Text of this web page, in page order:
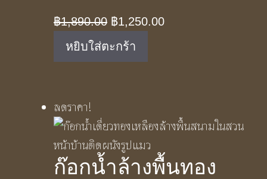
฿1,890.00 Original
price
was:
฿1,250.00Current
หยิบใส่ตะกร้า
ลดราคา!
ก๊อกน้ำล้างพื้นทอง